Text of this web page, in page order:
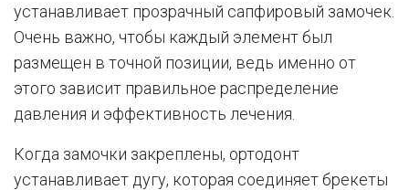
устанавливает прозрачный сапфировый замочек.
Очень важно, чтобы каждый элемент был
размещен в точной позиции, ведь именно от
этого зависит правильное распределение
давления и эффективность лечения.
Когда замочки закреплены, ортодонт
устанавливает дугу, которая соединяет брекеты